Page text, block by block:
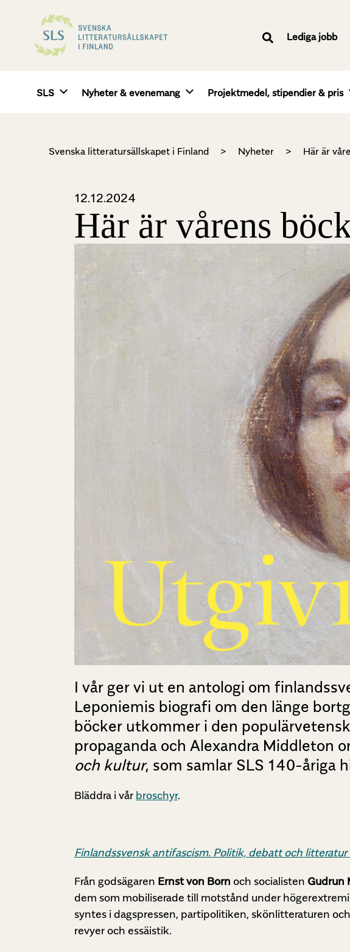
Lediga jobb
SLS Nyheter & evenemang Projektmedel, stipendier & pris
Svenska litteratursällskapet i Finland > Nyheter > Här är
12.12.2024
Här är vårens
I vår ger vi ut en antologi om
Leponiemis biografi om den länge
böcker utkommer i den
propaganda och Alexandra Middleton
och kultur, som samlar SLS 140-åriga
Bläddra i vår broschyr.
Finlandssvensk antifascism. Politik, debatt och
Från godsägaren Ernst von Born och socialisten Gudrun
dem som mobiliserade till motstånd under
syntes i dagspressen, partipolitiken, skönlitteraturen
revyer och essäistik.